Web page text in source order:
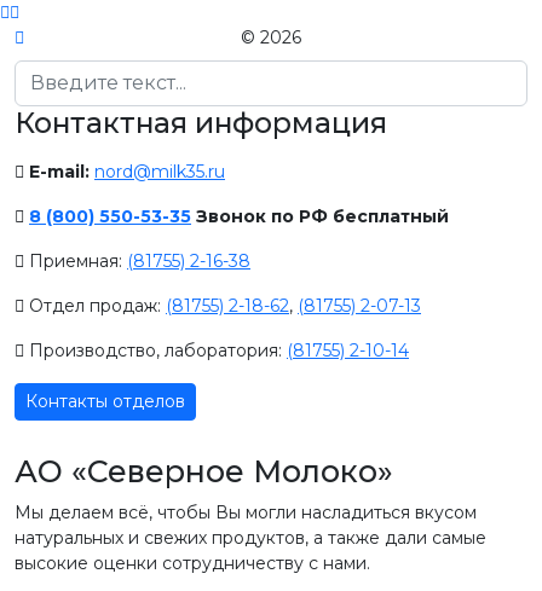
© 2026
Поиск
Контактная информация
E-mail: nord@milk35.ru
8 (800) 550-53-35 Звонок по РФ бесплатный
Приемная: (81755) 2-16-38
Отдел продаж: (81755) 2-18-62, (81755) 2-07-13
Производство, лаборатория: (81755) 2-10-14
Контакты отделов
АО «Северное Молоко»
Мы делаем всё, чтобы Вы могли насладиться вкусом
натуральных и свежих продуктов, а также дали самые
высокие оценки сотрудничеству с нами.